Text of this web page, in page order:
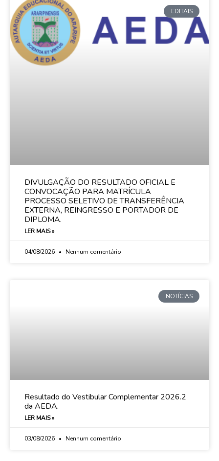
EDITAIS
DIVULGAÇÃO DO RESULTADO OFICIAL E
CONVOCAÇÃO PARA MATRÍCULA
PROCESSO SELETIVO DE TRANSFERÊNCIA
EXTERNA, REINGRESSO E PORTADOR DE
DIPLOMA.
LER MAIS »
04/08/2026 Nenhum comentário
NOTÍCIAS
Resultado do Vestibular Complementar 2026.2
da AEDA.
LER MAIS »
03/08/2026 Nenhum comentário